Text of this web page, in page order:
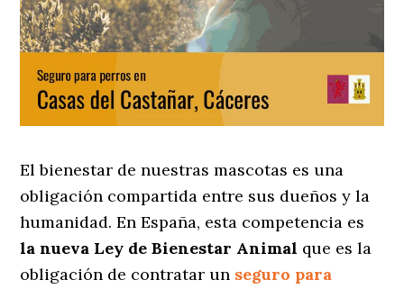
El bienestar de nuestras mascotas es una
obligación compartida entre sus dueños y la
humanidad. En España, esta competencia es
la nueva Ley de Bienestar Animal que es la
obligación de contratar un seguro para